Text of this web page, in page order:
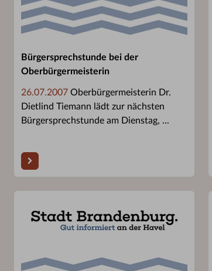
Bürgersprechstunde bei der
Oberbürgermeisterin
26.07.2007 Oberbürgermeisterin Dr.
Dietlind Tiemann lädt zur nächsten
Bürgersprechstunde am Dienstag, ...